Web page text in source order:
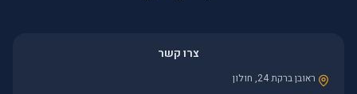
צרו קשר
ראובן ברקת 24, חולון